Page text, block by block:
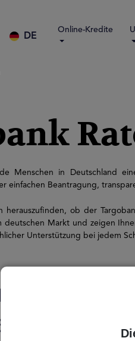
DE
Online-Kredite
Menschen in Deutschland
einfachen Beantragung,
herauszufinden, ob der
Markt und zeigen
Unterstützung bei jedem
im Jahr